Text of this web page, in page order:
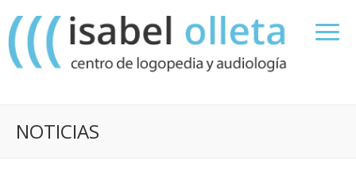
NOTICIAS